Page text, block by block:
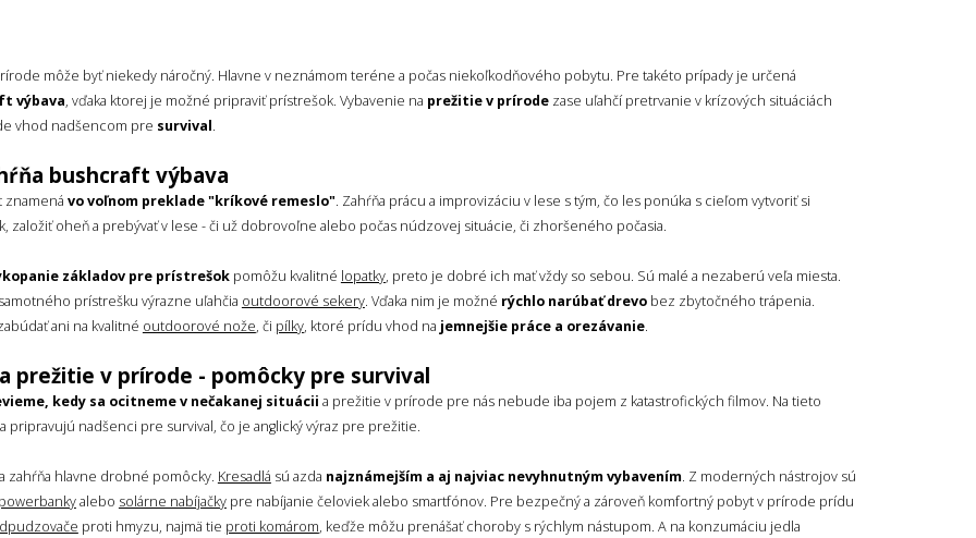
môže byť niekedy náročný. Hlavne v neznámom teréne a počas niekoľkodňového pobytu. Pre takéto prípady je určená
výbava, vďaka ktorej je možné pripraviť prístrešok. Vybavenie na prežitie v prírodezase uľahčí pretrvanie v krízových situáciách
vhod nadšencom pre survival.
bushcraft výbava
znamená vo voľnom preklade "kríkové remeslo". Zahŕňa prácu a improvizáciu v lese s tým, čo les ponúka s cieľom vytvoriť si
založiť oheň a prebývať v lese - či už dobrovoľne alebo počas núdzovej situácie, či zhoršeného počasia.
základov pre prístrešokpomôžu kvalitné lopatky, preto je dobré ich mať vždy so sebou. Sú malé a nezaberú veľa miesta.
prístrešku výrazne uľahčia outdoorové sekery. Vďaka nim je možné rýchlo narúbať drevobez zbytočného trápenia.
ani na kvalitné outdoorové nože, či pílky, ktoré prídu vhod na jemnejšie práce a orezávanie.
prežitie v prírode - pomôcky pre survival
kedy sa ocitneme v nečakanej situácii a prežitie v prírode pre nás nebude iba pojem z katastrofických filmov. Na tieto
pripravujú nadšenci pre survival, čo je anglický výraz pre prežitie.
zahŕňa hlavne drobné pomôcky. Kresadlá sú azda najznámejším a aj najviac nevyhnutným vybavením. Z moderných nástrojov sú
powerbankyalebo solárne nabíjačkypre nabíjanie čeloviek alebo smartfónov. Pre bezpečný a zároveň komfortný pobyt v prírode prídu
proti hmyzu, najmä tie proti komárom, keďže môžu prenášať choroby s rýchlym nástupom. A na konzumáciu jedla